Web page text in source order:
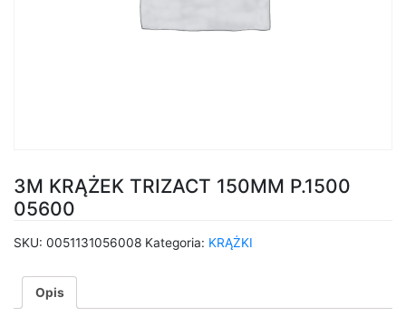
3M KRĄŻEK TRIZACT 150MM P.1500
05600
SKU: 0051131056008 Kategoria: KRĄŻKI
Opis